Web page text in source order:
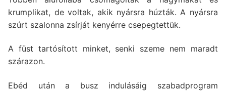
krumplikat, de voltak, akik nyársra húzták. A nyársra
szúrt szalonna zsírját kenyérre csepegtettük.
A füst tartósított minket, senki szeme nem maradt
szárazon.
Ebéd után a busz indulásáig szabadprogram